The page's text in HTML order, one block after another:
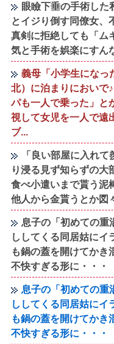
眼瞼下垂の手術した
とイジり倒す同僚女、
真剣に拒絶しても「
気と手術を娯楽にすん
義母「小学生になっ
北）に泊まりにおい
パも一人で乗った」と
視して女児を一人で遠
ブ...
「良い部屋に入れ
り浸る見ず知らずの
食べ小遣いまで貰う
他人から金貰うとか図
息子の「初めての重
ししてくる同居姑にイ
も鍋の蓋を開けてかき
不快すぎる形に・・・
息子の「初めての重
ししてくる同居姑にイ
も鍋の蓋を開けてかき
不快すぎる形に・・・